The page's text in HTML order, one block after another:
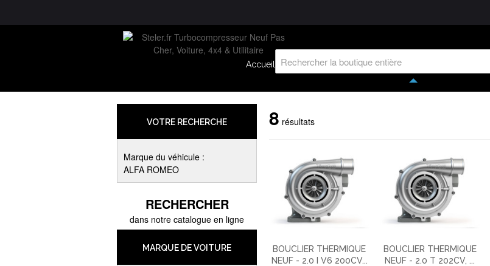
Accueil L'entreprise Savoir-faire
8 résultats
BOUCLIER THERMIQUE
NEUF - 2.0 I V6 200CV...
BOUCLIER THERMIQUE
NEUF - 2.0 T 202CV, ...
VOTRE RECHERCHE
Marque du véhicule :
ALFA ROMEO
RECHERCHER
dans notre catalogue en ligne
MARQUE DE VOITURE